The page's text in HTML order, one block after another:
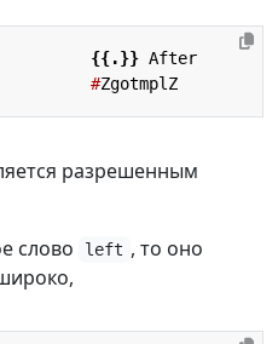
{{.}} After
#ZgotmplZ
разрешенным
слово
left , то оно